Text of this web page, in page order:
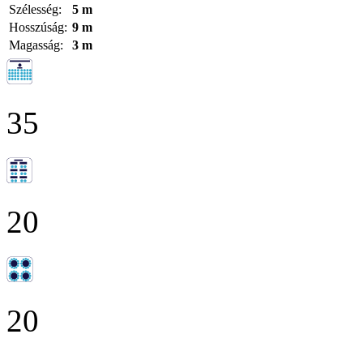
Szélesség:
5 m
Hosszúság: 9 m
Magasság:
3 m
35
20
20